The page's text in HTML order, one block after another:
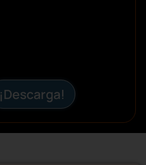
¡Descarga!